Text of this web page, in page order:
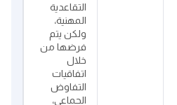
التقاعدية
المهنية،
ولكن يتم
فرضها من
خلال
اتفاقيات
التفاوض
الجماعي،